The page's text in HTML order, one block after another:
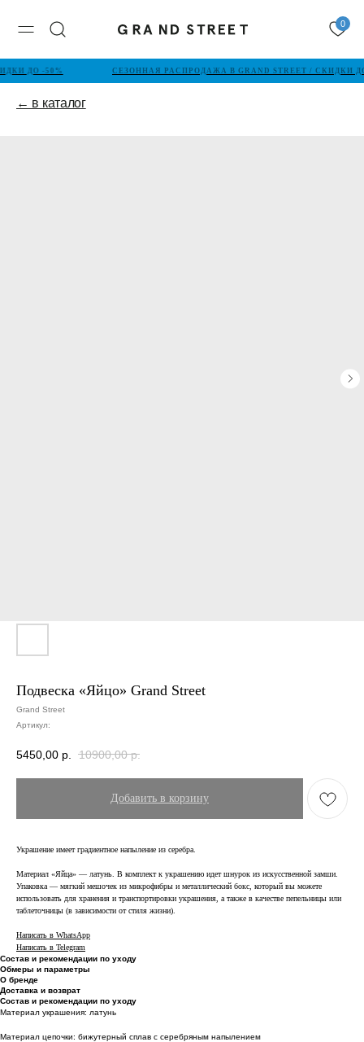
0
ДО -50% СЕЗОННАЯ РАСПРОДАЖА В GRAND STREET / СКИДКИ
← в каталог
Подвеска «Яйцо» Grand Street
Grand Street
Артикул:
5450,00 р. 10900,00 р.
Добавить в корзину
Украшение имеет градиентное напыление из серебра.
Материал «Яйца» — латунь. В комплект к украшению идет шнурок из искусственной замши.
Упаковка — мягкий мешочек из микрофибры и металлический бокс, который вы можете
использовать для хранения и транспортировки украшения, а также в качестве пепельницы или
таблеточницы (в зависимости от стиля жизни).
Написать в WhatsApp
Написать в Telegram
Состав и рекомендации по уходу
Обмеры и параметры
О бренде
Доставка и возврат
Состав и рекомендации по уходу
Материал украшения: латунь
Материал цепочки: бижутерный сплав с серебряным напылением